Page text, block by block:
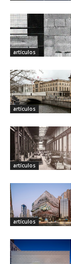
artículos
artículos
artículos
artículos